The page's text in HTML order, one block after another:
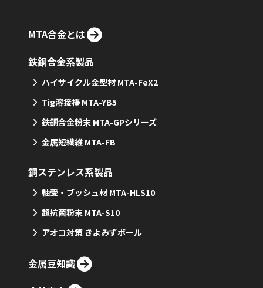
MTA合金とは
鉄銅合金系製品
ハイサイクル金型材 MTA-FeX2
Tig溶接棒 MTA-YB5
鉄銅合金粉末 MTA-GPシリーズ
金属短繊維 MTA-FB
銅ステンレス系製品
軸受・ブッシュ材 MTA-HLS10
超抗菌粉末 MTA-S10
アオコ対策 きよみずボール
金属豆知識